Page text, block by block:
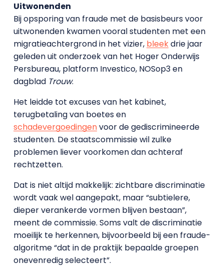
Uitwonenden
Bij opsporing van fraude met de basisbeurs voor
uitwonenden kwamen vooral studenten met een
migratieachtergrond in het vizier, bleekdrie jaar
geleden uit onderzoek van het Hoger Onderwijs
Persbureau, platform Investico, NOSop3 en
dagblad Trouw.
Het leidde tot excuses van het kabinet,
terugbetaling van boetes en
schadevergoedingenvoor de gediscrimineerde
studenten. De staatscommissie wil zulke
problemen liever voorkomen dan achteraf
rechtzetten.
Dat is niet altijd makkelijk: zichtbare discriminatie
wordt vaak wel aangepakt, maar “subtielere,
dieper verankerde vormen blijven bestaan”,
meent de commissie. Soms valt de discriminatie
moeilijk te herkennen, bijvoorbeeld bij een fraude-
algoritme “dat in de praktijk bepaalde groepen
onevenredig selecteert”.